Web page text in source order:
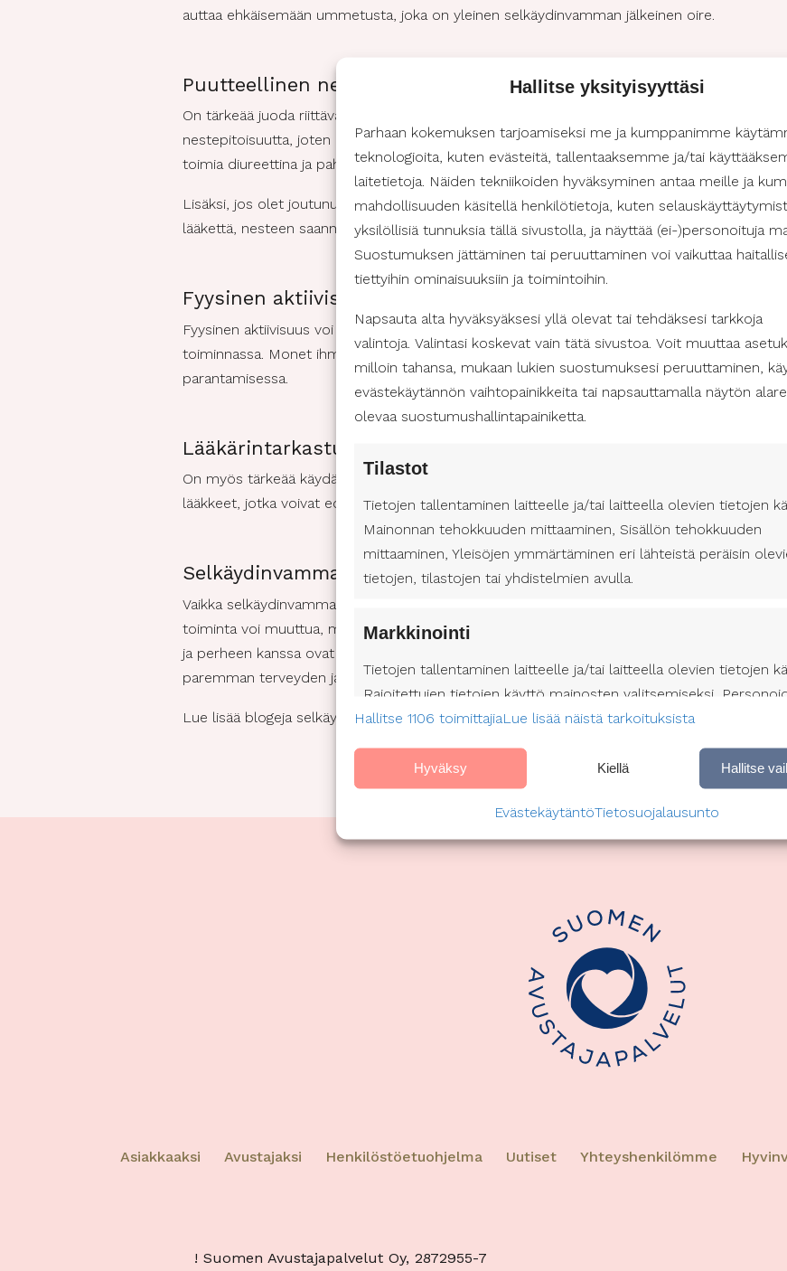
Hallitse yksityisyyttäsi
Parhaan kokemuksen tarjoamiseksi me ja kumppanimme
teknologioita, kuten evästeitä, tallentaaksemme ja/tai
laitetietoja. Näiden tekniikoiden hyväksyminen antaa meille ja
mahdollisuuden käsitellä henkilötietoja, kuten
yksilöllisiä tunnuksia tällä sivustolla, ja näyttää (ei-)personoituja
Suostumuksen jättäminen tai peruuttaminen voi vaikuttaa
tiettyihin ominaisuuksiin ja toimintoihin.
Napsauta alta hyväksyäksesi yllä olevat tai tehdäksesi tarkkoja
valintoja. Valintasi koskevat vain tätä sivustoa. Voit muuttaa
milloin tahansa, mukaan lukien suostumuksesi peruuttaminen,
evästekäytännön vaihtopainikkeita tai napsauttamalla näytön
olevaa suostumushallintapainiketta.
Tilastot
Tietojen tallentaminen laitteelle ja/tai laitteella olevien tietojen
Mainonnan tehokkuuden mittaaminen, Sisällön tehokkuuden
mittaaminen, Yleisöjen ymmärtäminen eri lähteistä peräisin
tietojen, tilastojen tai yhdistelmien avulla.
Markkinointi
Tietojen tallentaminen laitteelle ja/tai laitteella olevien tietojen
Rajoitettujen tietojen käyttö mainosten valitsemiseksi,
mainosprofiilin muodostaminen, Profiilien käyttö kohdennetun
Profiilien käyttö personoidun sisällön valitsemiseksi, Palvelujen
kehittäminen ja parantaminen, Rajoitettujen tietojen käyttö
Tietojen yhdistäminen muista tietolähteistä peräisin oleviin
tietoihin, Eri laitteiden yhdistäminen toisiinsa, Laitteiden
tunnistaminen automaattisesti lähetettyjen tietojen
Tietoturva, väärinkäytösten ehkäiseminen ja
virheiden korjaaminen, Mainonnan ja sisällön
Hallitse 1106 toimittajiaLue lisää näistä tarkoituksista
Hyväksy Kiellä Hallitse
EvästekäytäntöTietosuojalausunto
auttaa ehkäisemään ummetusta, joka on yleinen selkäydinvamman jälkeinen oire.
Puutteellinen nesteytys voi huonontaa suoliston toimintaa
On tärkeää juoda riittävästi nesteitä, jotta suoliston toiminta pysyy tehokkaana.
nestepitoisuutta, joten on erittäin tärkeää juoda riittävästi vettä ja muita juomia. Juomien
toimia diureettina ja pahentaa nestehukkaa.
Lisäksi, jos olet joutunut käyttämään suolen tyhjennykseen keinoja, kuten peräruisketta tai
lääkettä, nesteen saannin lisääminen auttaa estämään nestehukkaa.
Fyysinen aktiivisuus voi stimuloida suoliston toimintaa
Fyysinen aktiivisuus voi auttaa suolen toiminnassa. Kävely, uinti ja muut liikuntaryhmät
toiminnassa. Monet ihmiset ovat löytäneet myös joogasta ja venyttelyharjoituksista hyötyä
parantamisessa.
Lääkärintarkastukset voivat auttaa
On myös tärkeää käydä säännöllisesti lääkäreiden kanssa. Lääkärit voivat arvioida
lääkkeet, jotka voivat edistää suoliston toimintaa ja välttämättömiä ravintolisiä.
Selkäydinvamma ei estä onnellista ja terveellistä elämää
Vaikka selkäydinvamma voi aiheuttaa erilaisia haasteita päivittäisessä elämässä, se ei estä
toiminta voi muuttua, mutta usein on olemassa hoitoja, jotka voivat helpottaa oireita.
ja perheen kanssa ovat myös tärkeitä. Jatkuva ponnistelu suolen toiminnan parantamiseksi
paremman terveyden ja hyvinvoinnin.
Lue lisää blogeja selkäydinvammasta sivulla:Tietoa sairauksista ja vammoista
Asiakkaaksi Avustajaksi Henkilöstöetuohjelma Uutiset Yhteyshenkilömme
! Suomen Avustajapalvelut Oy, 2872955-7